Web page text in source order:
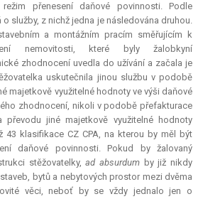
přenesení daňové povinnosti. Podle
služby, z nichž jedna je následována druhou.
a montážním pracím směřujícím k
nemovitosti, které byly žalobkyní
zhodnocení uvedla do užívání a začala je
uskutečnila jinou službu v podobě
majetkově využitelné hodnoty ve výši daňové
zhodnocení, nikoli v podobě přefakturace
převodu jiné majetkově využitelné hodnoty
klasifikace CZ CPA, na kterou by měl být
daňové povinnosti. Pokud by žalovaný
stěžovatelky,ad absurdum by již nikdy
bytů a nebytových prostor mezi dvěma
věci, neboť by se vždy jednalo jen o